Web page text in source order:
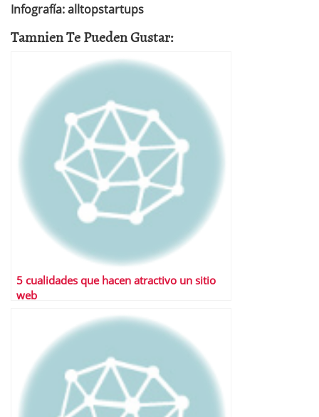
Infografía: alltopstartups
Tamnien Te Pueden Gustar:
5 cualidades que hacen atractivo un sitio
web